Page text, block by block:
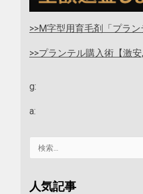
>>M字型用育毛剤「プラ
>>プランテル購入術【激
g:
a:
人気記事